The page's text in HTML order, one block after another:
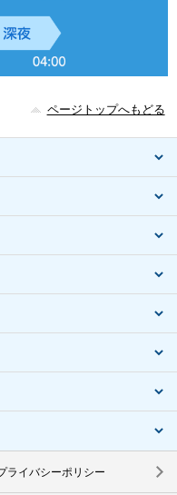
ページトップへもどる
ライバシーポリシー